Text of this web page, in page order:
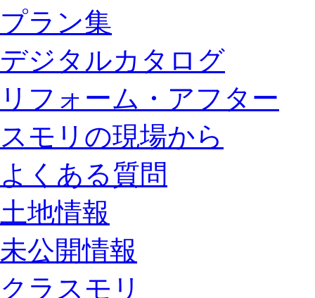
プラン集
デジタルカタログ
リフォーム・アフター
スモリの現場から
よくある質問
土地情報
未公開情報
クラスモリ